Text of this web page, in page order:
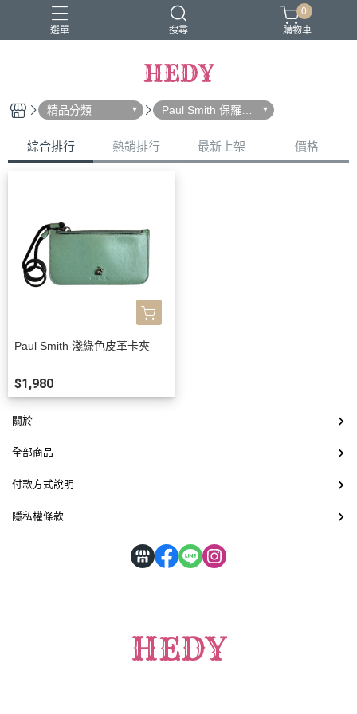
選單 搜尋
0
購物車
HEDY
精品分類
Paul Smith 保羅史
密斯
綜合排行 熱銷排行 最新上架 價格
Paul Smith 淺綠色皮革卡夾
$1,980
HEDY
關於
全部商品
付款方式說明
隱私權條款